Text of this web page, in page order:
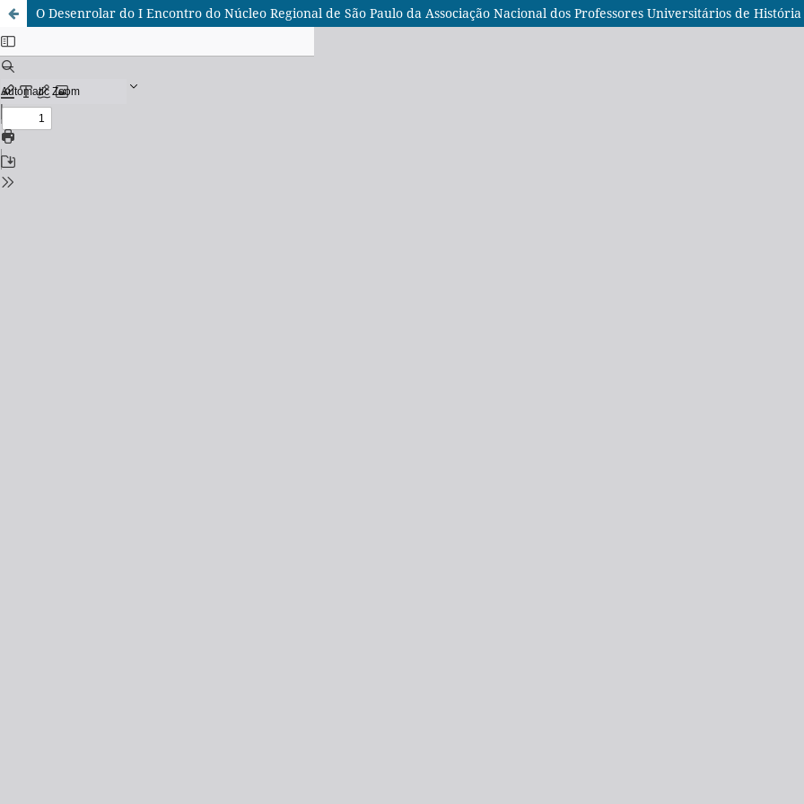
O Desenrolar do I Encontro do Núcleo Regional de São Paulo da Associação Nacional dos Professores Universitários de História